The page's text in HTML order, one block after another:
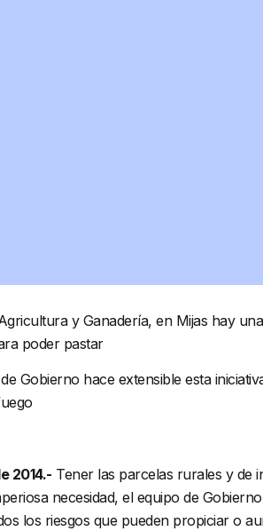
y Ganadería, en Mijas hay
poder pastar
Gobierno hace extensible esta
2014.- Tener las parcelas rurales y de
necesidad, el equipo de
los riesgos que pueden propiciar o